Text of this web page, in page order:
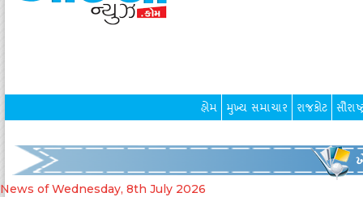
હોમ મુખ્ય સમાચાર રાજકોટ
News of Wednesday, 8th July 2026